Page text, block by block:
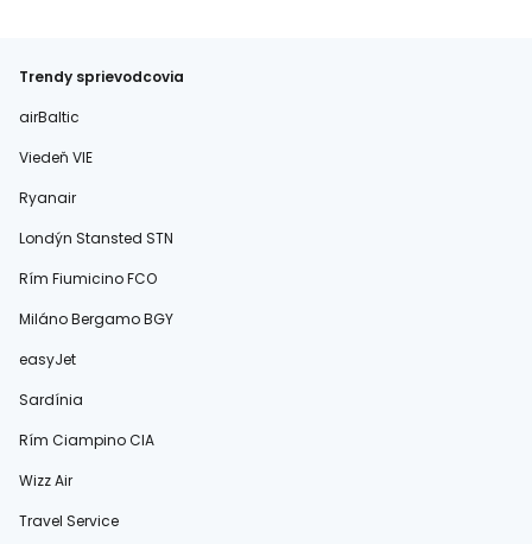
Trendy sprievodcovia
airBaltic
Viedeň VIE
Ryanair
Londýn Stansted STN
Rím Fiumicino FCO
Miláno Bergamo BGY
easyJet
Sardínia
Rím Ciampino CIA
Wizz Air
Travel Service